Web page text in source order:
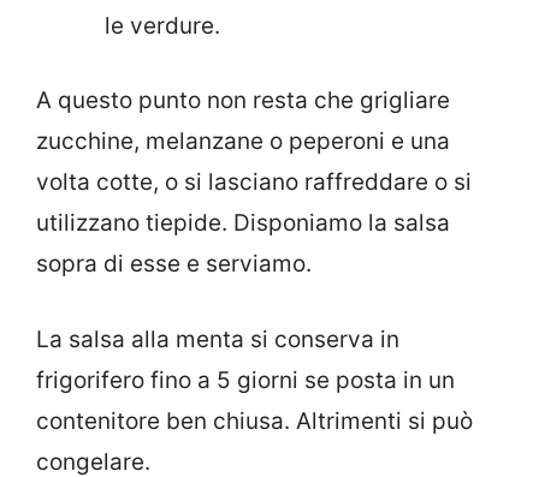
le verdure.
A questo punto non resta che grigliare
zucchine, melanzane o peperoni e una
volta cotte, o si lasciano raffreddare o si
utilizzano tiepide. Disponiamo la salsa
sopra di esse e serviamo.
La salsa alla menta si conserva in
frigorifero fino a 5 giorni se posta in un
contenitore ben chiusa. Altrimenti si può
congelare.